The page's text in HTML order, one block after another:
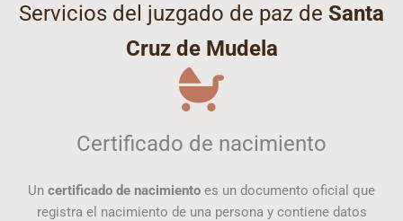
Servicios del juzgado de paz de Santa
Cruz de Mudela
Certificado de nacimiento
Un certificado de nacimiento es un documento oficial que
registra el nacimiento de una persona y contiene datos